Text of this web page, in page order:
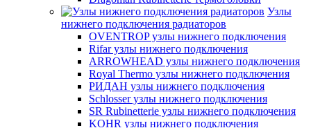
Узлы
нижнего подключения радиаторов
OVENTROP узлы нижнего подключения
Rifar узлы нижнего подключения
ARROWHEAD узлы нижнего подключения
Royal Thermo узлы нижнего подключения
РИДАН узлы нижнего подключения
Schlosser узлы нижнего подключения
SR Rubinetterie узлы нижнего подключения
KOHR узлы нижнего подключения